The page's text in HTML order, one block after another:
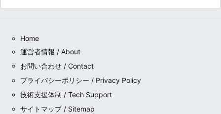
Home
運営者情報 / About
お問い合わせ / Contact
プライバシーポリシー / Privacy Policy
技術支援体制 / Tech Support
サイトマップ / Sitemap